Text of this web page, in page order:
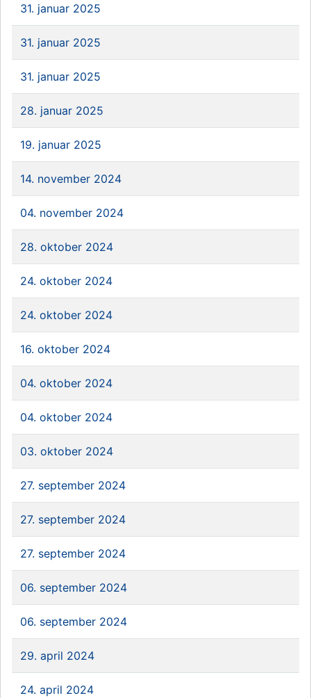
31. januar 2025
31. januar 2025
31. januar 2025
28. januar 2025
19. januar 2025
14. november 2024
04. november 2024
28. oktober 2024
24. oktober 2024
24. oktober 2024
16. oktober 2024
04. oktober 2024
04. oktober 2024
03. oktober 2024
27. september 2024
27. september 2024
27. september 2024
06. september 2024
06. september 2024
29. april 2024
24. april 2024